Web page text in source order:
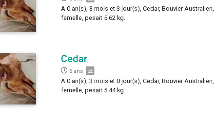
A 0 an(s), 3 mois et 3 jour(s), Cedar, Bouvier Australien,
femelle, pesait 5.62 kg.
Cedar
6 ans
A 0 an(s), 3 mois et 0 jour(s), Cedar, Bouvier Australien,
femelle, pesait 5.44 kg.